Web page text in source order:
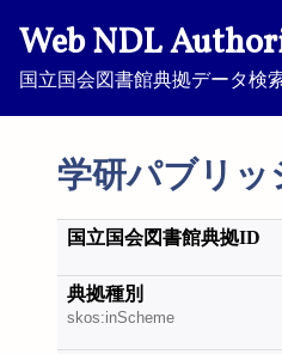
Web NDL
国立国会図書館典拠データ検
学研パブリッ
国立国会図書館典拠ID
典拠種別
skos:inScheme